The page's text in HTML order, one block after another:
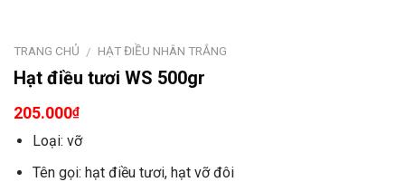
TRANG CHỦ / HẠT ĐIỀU NHÂN TRẮNG
Hạt điều tươi WS 500gr
205.000₫
Loại: vỡ
Tên gọi: hạt điều tươi, hạt vỡ đôi